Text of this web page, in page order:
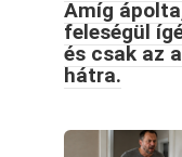
Amíg
feleségül
és csak az
hátra.